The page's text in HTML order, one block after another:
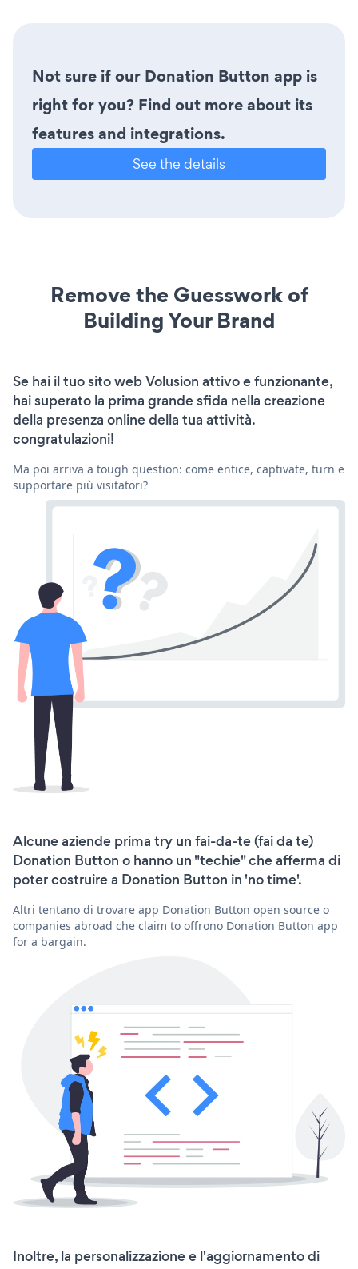
Not sure if our Donation Button app is
right for you? Find out more about its
features and integrations.
See the details
Remove the Guesswork of
Building Your Brand
Se hai il tuo sito web Volusion attivo e funzionante,
hai superato la prima grande sfida nella creazione
della presenza online della tua attività.
congratulazioni!
Ma poi arriva a tough question: come entice, captivate, turn e
supportare più visitatori?
Alcune aziende prima try un fai-da-te (fai da te)
Donation Button o hanno un "techie" che afferma di
poter costruire a Donation Button in 'no time'.
Altri tentano di trovare app Donation Button open source o
companies abroad che claim to offrono Donation Button app
for a bargain.
Inoltre, la personalizzazione e l'aggiornamento di